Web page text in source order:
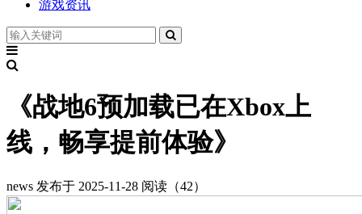
游戏资讯
《战地6预加载已在Xbox上
线，畅享提前体验》
news 发布于 2025-11-28 阅读（42）